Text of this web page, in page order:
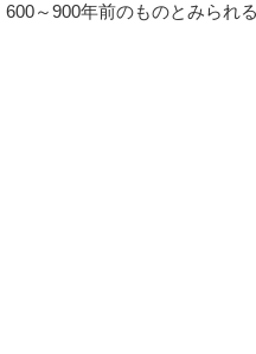
600～900年前のものとみられ